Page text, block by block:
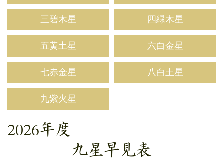
三碧木星 四緑木星
五黄土星 六白金星
七赤金星 八白土星
九紫火星
2026年度
九星早見表